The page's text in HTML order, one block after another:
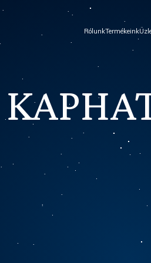
RólunkTermékeink